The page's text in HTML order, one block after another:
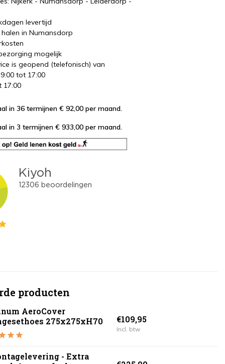
levertijd
in Numansdorp
mogelijk
is geopend (telefonisch) van
tot 17:00
17:00
in 36 termijnen € 92,00 per maand.
in 3 termijnen € 933,00 per maand.
producten
AeroCover
275x275xH70
€109,95
Incl. btw
- Extra